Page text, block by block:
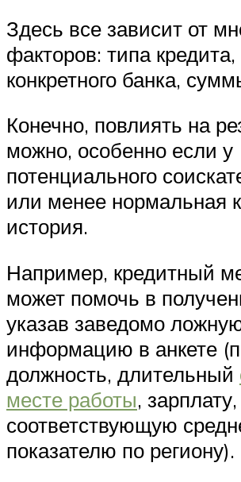
Здесь все зависит от
факторов: типа кредита,
конкретного банка,
Конечно, повлиять на
можно, особенно если у
потенциального
или менее нормальная
история.
Например, кредитный
может помочь в
указав заведомо
информацию в анкете
должность, длительный
месте работы, зарплату,
соответствующую
показателю по региону).